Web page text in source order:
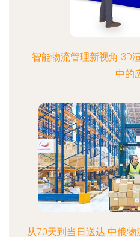
智能物流管理新视角 3D
中的
从70天到当日送达 中俄